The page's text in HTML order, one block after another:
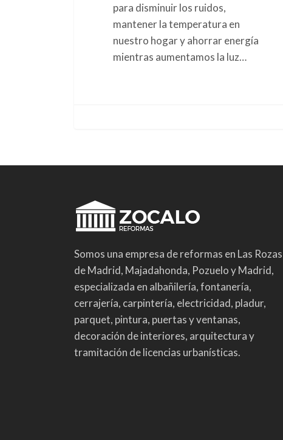
para disminuir los ruidos,
mantener la temperatura en
nuestro hogar y ahorrar energía
mientras aumentamos la luz…
Somos una empresa de reformas en Las Rozas
de Madrid, Majadahonda, Pozuelo y Madrid,
especializada en albañilería, fontanería,
cerrajería, carpintería, electricidad, pladur,
parquet, pintura, puertas y ventanas,
decoración de interiores, arquitectura y
tramitación de licencias urbanísticas.